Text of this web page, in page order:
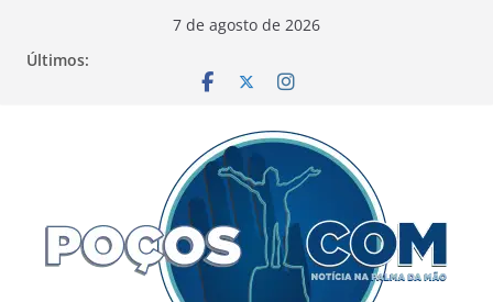
7 de agosto de 2026
Últimos: